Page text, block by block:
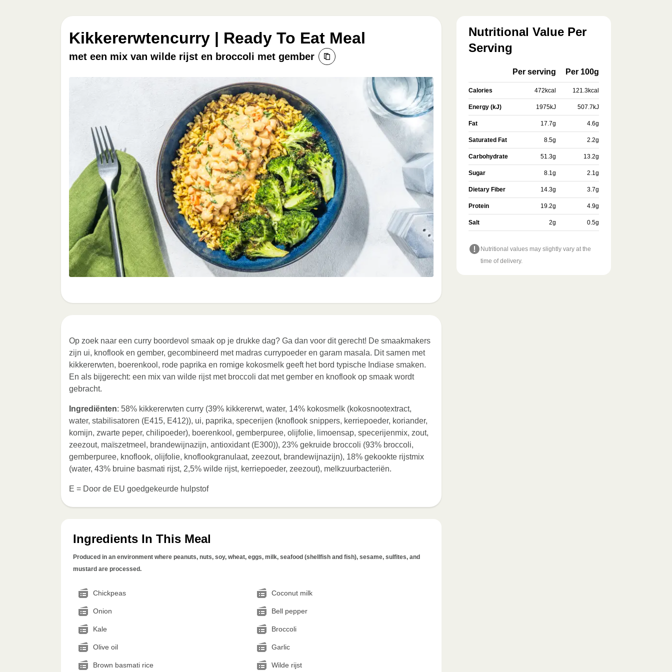
Kikkererwtencurry | Ready To Eat Meal
met een mix van wilde rijst en broccoli met gember
Op zoek naar een curry boordevol smaak op je drukke dag? Ga dan voor dit gerecht! De smaakmakers
zijn ui, knoflook en gember, gecombineerd met madras currypoeder en garam masala. Dit samen met
kikkererwten, boerenkool, rode paprika en romige kokosmelk geeft het bord typische Indiase smaken.
En als bijgerecht: een mix van wilde rijst met broccoli dat met gember en knoflook op smaak wordt
gebracht.
Ingrediënten: 58% kikkererwten curry (39% kikkererwt, water, 14% kokosmelk (kokosnootextract,
water, stabilisatoren (E415, E412)), ui, paprika, specerijen (knoflook snippers, kerriepoeder, koriander,
komijn, zwarte peper, chilipoeder), boerenkool, gemberpuree, olijfolie, limoensap, specerijenmix, zout,
zeezout, maïszetmeel, brandewijnazijn, antioxidant (E300)), 23% gekruide broccoli (93% broccoli,
gemberpuree, knoflook, olijfolie, knoflookgranulaat, zeezout, brandewijnazijn), 18% gekookte rijstmix
(water, 43% bruine basmati rijst, 2,5% wilde rijst, kerriepoeder, zeezout), melkzuurbacteriën.
E = Door de EU goedgekeurde hulpstof
Ingredients In This Meal
Produced in an environment where peanuts, nuts, soy, wheat, eggs, milk, seafood (shellfish and fish), sesame, sulfites, and
mustard are processed.
Chickpeas Coconut milk
Onion Bell pepper
Kale Broccoli
Olive oil Garlic
Brown basmati rice Wilde rijst
Nutritional Value Per
Serving
Per serving Per 100g
Calories 472kcal 121.3kcal
Energy (kJ) 1975kJ 507.7kJ
Fat 17.7g 4.6g
Saturated Fat 8.5g 2.2g
Carbohydrate 51.3g 13.2g
Sugar 8.1g 2.1g
Dietary Fiber 14.3g 3.7g
Protein 19.2g 4.9g
Salt 2g 0.5g
Nutritional values may slightly vary at the
time of delivery.